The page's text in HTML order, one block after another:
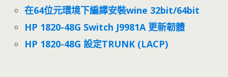
在64位元環境下編譯安裝wine 32bit/64bit
HP 1820-48G Switch J9981A 更新韌體
HP 1820-48G 設定TRUNK (LACP)